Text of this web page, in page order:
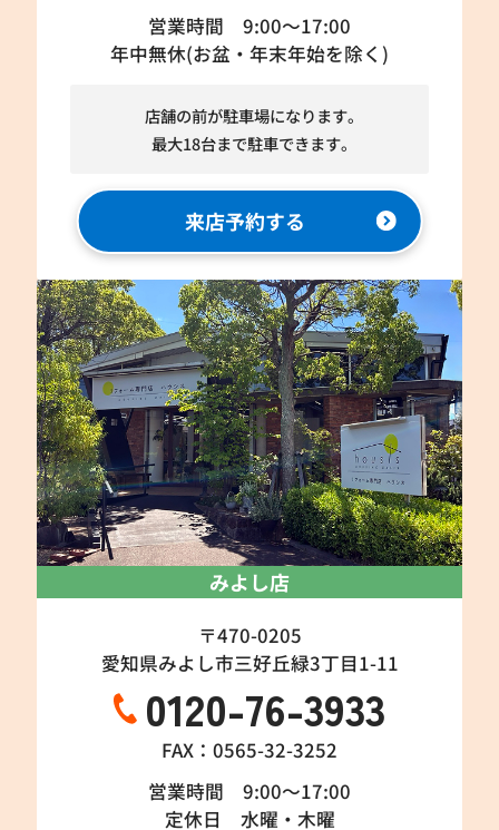
営業時間 9:00～17:00
年中無休(お盆・年末年始を除く)
店舗の前が駐車場になります。
最大18台まで駐車できます。
来店予約する
みよし店
〒470-0205
愛知県みよし市三好丘緑3丁目1-11
0120-76-3933
FAX：0565-32-3252
営業時間 9:00～17:00
定休日 水曜・木曜